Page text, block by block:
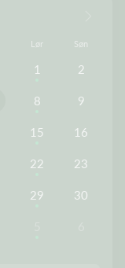
Lør Søn
1 2
8 9
15 16
22 23
29 30